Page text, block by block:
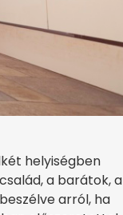
helyiségben
a barátok, a
arról, ha